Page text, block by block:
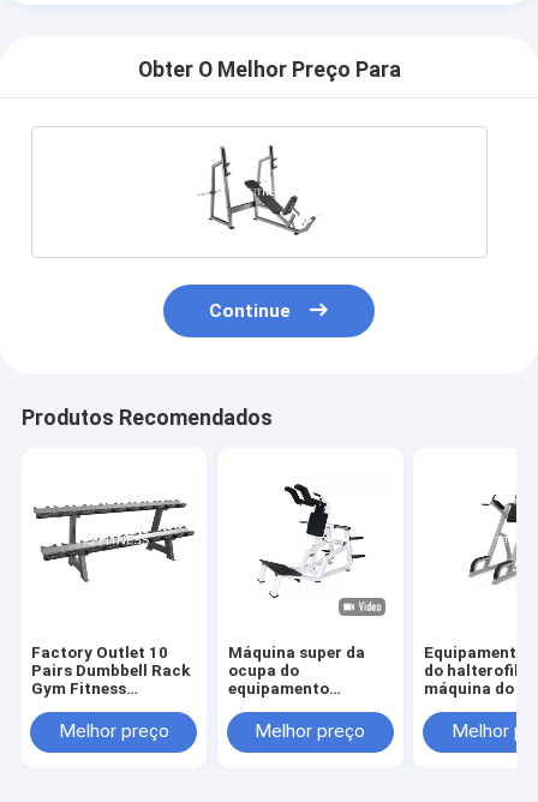
Obter O Melhor Preço Para
Continue
Produtos Recomendados
Factory Outlet 10
Pairs Dumbbell Rack
Gym Fitness
Dumbbells Rack
Barbell Rack
Melhor preço
Máquina super da
ocupa do
equipamento
branco do Gym
Melhor preço
Equipamento
do
máquina do
aptidão da
Melhor